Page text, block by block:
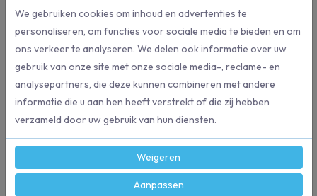
Kan een allergische reactie veroorzaken.
Specificaties
Artikelnummer 02036012
Merk Clean 'n Easy
150 stuks
We gebruiken cookies om inhoud en advertenties te
personaliseren, om functies voor sociale media te bieden en om
ons verkeer te analyseren. We delen ook informatie over uw
gebruik van onze site met onze sociale media-, reclame- en
analysepartners, die deze kunnen combineren met andere
informatie die u aan hen heeft verstrekt of die zij hebben
verzameld door uw gebruik van hun diensten.
Weigeren
Aanpassen